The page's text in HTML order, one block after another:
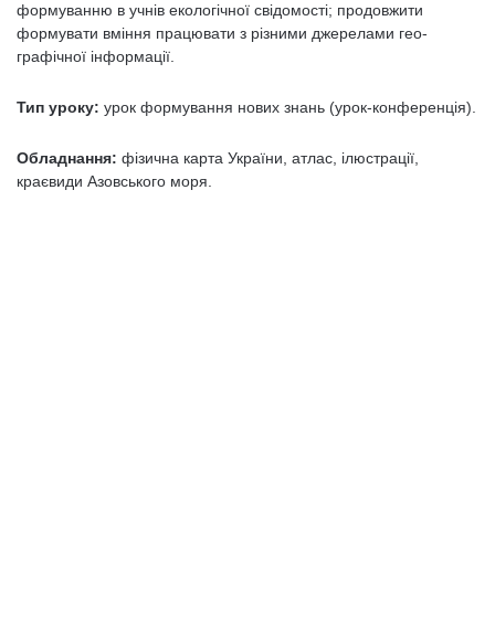
формуванню в учнів екологічної свідомості; продовжити
формувати вміння працювати з різними джерелами гео­
графічної інформації.
Тип уроку: урок формування нових знань (урок-конференція).
Обладнання: фізична карта України, атлас, ілюстрації,
краєвиди Азовського моря.